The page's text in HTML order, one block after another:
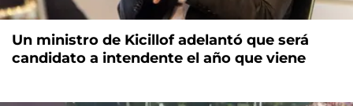
Un ministro de Kicillof adelantó que será
candidato a intendente el año que viene